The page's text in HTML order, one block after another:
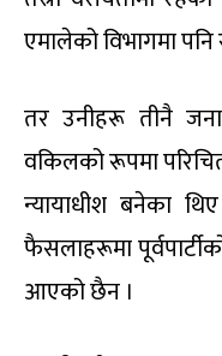
एमालेको विभागमा
तर उनीहरू तीनै
वकिलको रूपमा
न्यायाधीश बनेका
फैसलाहरूमा
आएको छैन ।